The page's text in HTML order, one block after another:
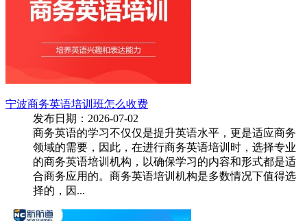
宁波商务英语培训班怎么收费
发布日期：2026-07-02
商务英语的学习不仅仅是提升英语水平，更是适应商务
领域的需要，因此，在进行商务英语培训时，选择专业
的商务英语培训机构，以确保学习的内容和形式都是适
合商务应用的。商务英语培训机构是多数情况下值得选
择的，因...